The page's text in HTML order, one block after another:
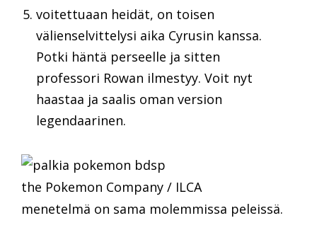
voitettuaan heidät, on toisen
välienselvittelysi aika Cyrusin kanssa.
Potki häntä perseelle ja sitten
professori Rowan ilmestyy. Voit nyt
haastaa ja saalis oman version
legendaarinen.
the Pokemon Company / ILCA
menetelmä on sama molemmissa peleissä.